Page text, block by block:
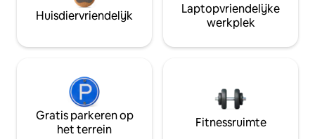
Huisdiervriendelijk
Laptopvriendelijke
werkplek
Gratis parkeren op
het terrein
Fitnessruimte